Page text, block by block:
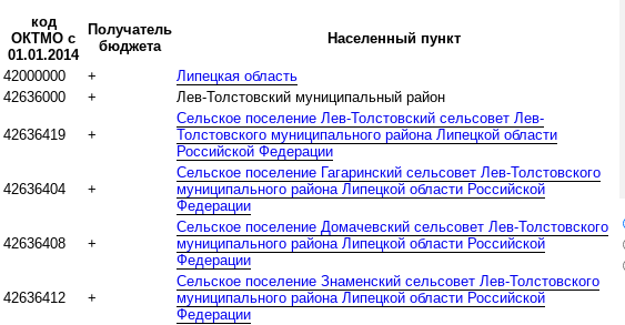
код
ОКТМО с
01.01.2014
Получатель
бюджета
Населенный пункт
42000000 +
Липецкая область
42636000 + Лев-Толстовский муниципальный район
42636419 +
Сельское поселение Лев-Толстовский сельсовет Лев-
Толстовского муниципального района Липецкой области
Российской Федерации
42636404 +
Сельское поселение Гагаринский сельсовет Лев-Толстовского
муниципального района Липецкой области Российской
Федерации
42636408 +
Сельское поселение Домачевский сельсовет Лев-Толстовского
муниципального района Липецкой области Российской
Федерации
42636412 +
Сельское поселение Знаменский сельсовет Лев-Толстовского
муниципального района Липецкой области Российской
Федерации